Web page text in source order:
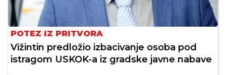
POTEZ IZ PRITVORA
Vižintin predložio izbacivanje osoba pod
istragom USKOK-a iz gradske javne nabave